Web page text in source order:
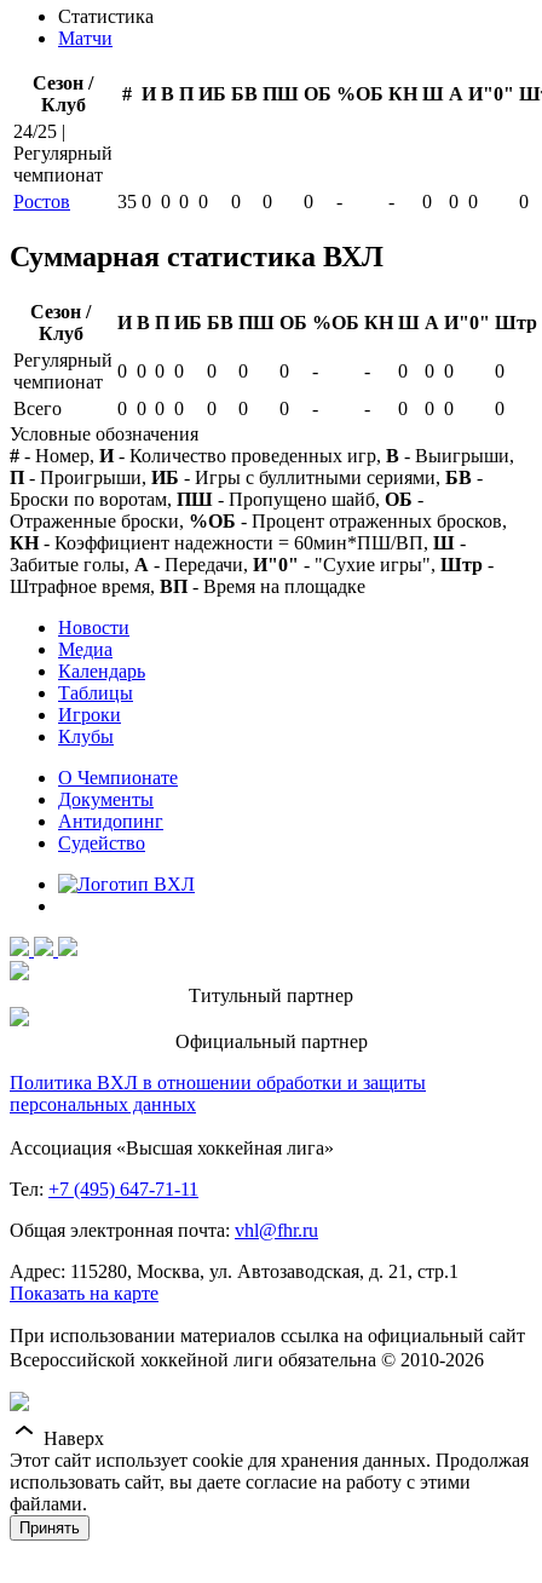
Статистика
Матчи
Сезон /
Клуб
# И В П ИБ БВ ПШ ОБ %ОБ КН Ш А И"0"
24/25 |
Регулярный
чемпионат
Ростов
35 0 0 0 0 0 0 0 - - 0 0 0 0
Суммарная статистика ВХЛ
Сезон /
Клуб
И В П ИБ БВ ПШ ОБ %ОБ КН Ш А И"0" Штр
Регулярный
чемпионат
0 0 0 0 0 0 0 - - 0 0 0
0
Всего
0 0 0 0 0 0 0 - - 0 0 0
0
Условные обозначения
# - Номер, И- Количество проведенных игр, В - Выигрыши,
П - Проигрыши, ИБ - Игры с буллитными сериями, БВ -
Броски по воротам, ПШ - Пропущено шайб, ОБ -
Отраженные броски, %ОБ - Процент отраженных бросков,
КН- Коэффициент надежности = 60мин*ПШ/ВП, Ш -
Забитые голы, А - Передачи, И"0" - "Сухие игры", Штр -
Штрафное время, ВП - Время на площадке
Новости
Медиа
Календарь
Таблицы
Игроки
Клубы
О Чемпионате
Документы
Антидопинг
Судейство
Титульный партнер
Официальный партнер
Политика ВХЛ в отношении обработки и защиты
персональных данных
Ассоциация «Высшая хоккейная лига»
Тел: +7 (495) 647-71-11
Общая электронная почта: vhl@fhr.ru
Адрес: 115280, Москва, ул. Автозаводская, д. 21, стр.1
Показать на карте
При использовании материалов ссылка на официальный сайт
Всероссийской хоккейной лиги обязательна © 2010-2026
Наверх
Этот сайт использует cookie для хранения данных. Продолжая
использовать сайт, вы даете согласие на работу с этими
файлами.
Принять